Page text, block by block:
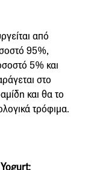
από
95%,
5% και
στο
και θα το
τρόφιμα.
Yogurt;